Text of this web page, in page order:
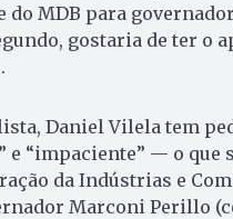
MDB para
gostaria de ter o
Daniel Vilela tem
e “impaciente” — o que
da Indústrias e
Marconi Perillo